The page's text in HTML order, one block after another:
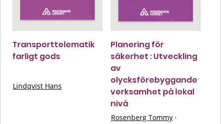
Transporttelematik
farligt gods
Lindqvist Hans
Planering för
säkerhet : Utveckling
av
olycksförebyggande
verksamhet på lokal
nivå
Rosenberg Tommy ·